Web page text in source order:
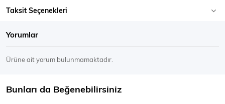
Taksit Seçenekleri
Yorumlar
Ürüne ait yorum bulunmamaktadır.
Bunları da Beğenebilirsiniz